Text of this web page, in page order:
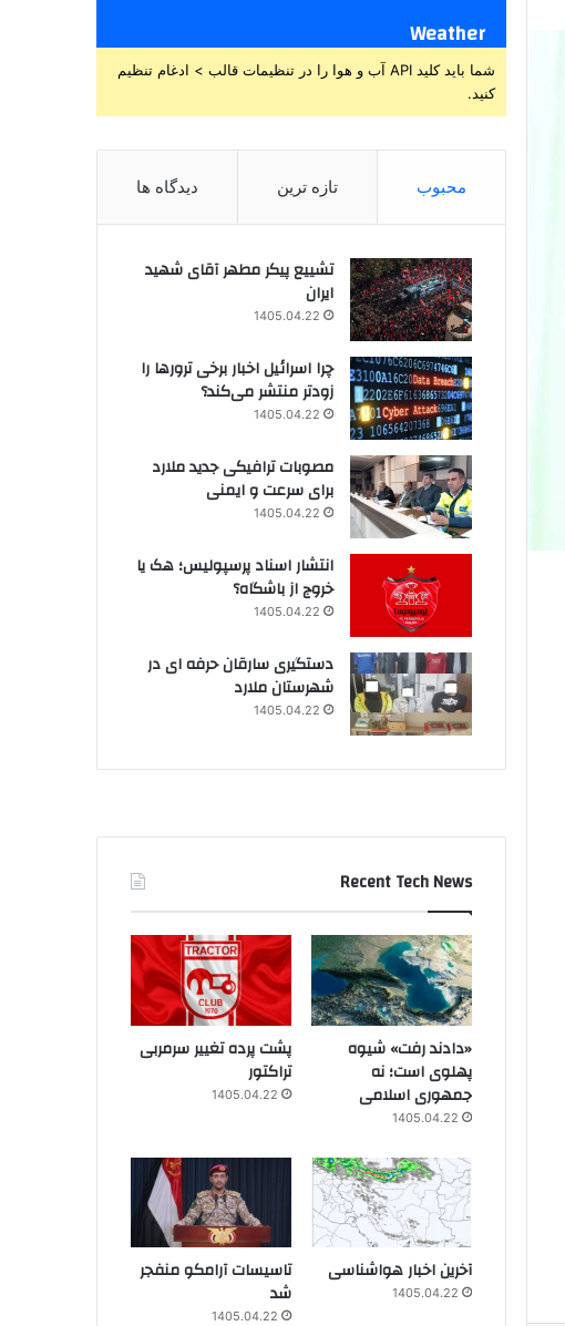
Weather
شما باید کلید API آب و هوا را در تنظیمات قالب > ادغام تنظیم
کنید.
محبوب تازه ترین دیدگاه ها
تشییع پیکر مطهر آقای شهید
ایران
1405.04.22
چرا اسرائیل اخبار برخی ترورها را
زودتر منتشر می‌کند؟
1405.04.22
مصوبات ترافیکی جدید ملارد
برای سرعت و ایمنی
1405.04.22
انتشار اسناد پرسپولیس؛ هک یا
خروج از باشگاه؟
1405.04.22
دستگیری سارقان حرفه ای در
شهرستان ملارد
1405.04.22
Recent Tech News
«دادند رفت» شیوه
پهلوی است؛ نه
جمهوری اسلامی
1405.04.22
پشت پرده تغییر سرمربی
تراکتور
1405.04.22
آخرین اخبار هواشناسی
1405.04.22
تاسیسات آرامکو منفجر
شد
1405.04.22